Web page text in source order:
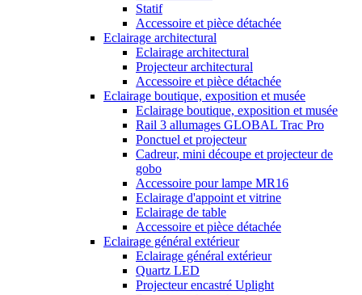
Statif
Accessoire et pièce détachée
Eclairage architectural
Eclairage architectural
Projecteur architectural
Accessoire et pièce détachée
Eclairage boutique, exposition et musée
Eclairage boutique, exposition et musée
Rail 3 allumages GLOBAL Trac Pro
Ponctuel et projecteur
Cadreur, mini découpe et projecteur de
gobo
Accessoire pour lampe MR16
Eclairage d'appoint et vitrine
Eclairage de table
Accessoire et pièce détachée
Eclairage général extérieur
Eclairage général extérieur
Quartz LED
Projecteur encastré Uplight